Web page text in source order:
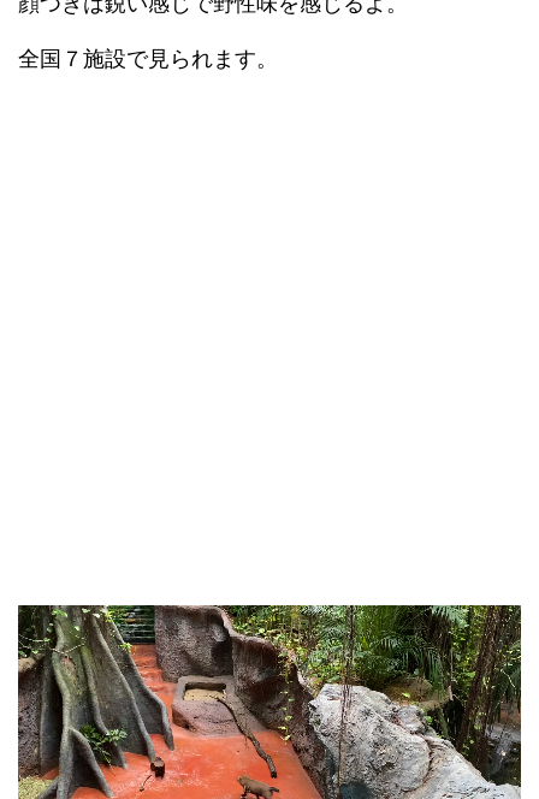
全国７施設で見られます。